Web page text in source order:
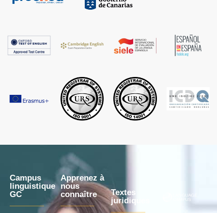
Campus
linguistique
GC
Apprenez à
nous
connaître
Textes
juridiques